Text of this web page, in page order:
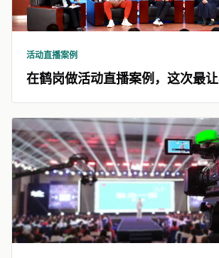
活动直播案例
在鹤岗做活动直播案例，这次最